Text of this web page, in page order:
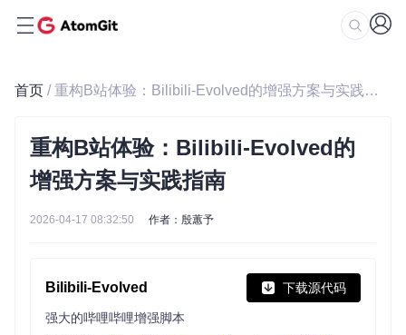
首页 / 重构B站体验：Bilibili-Evolved的增强方案与实践指南
重构B站体验：Bilibili-Evolved的
增强方案与实践指南
2026-04-17 08:32:50 作者：殷蕙予
Bilibili-Evolved 下载源代码
强大的哔哩哔哩增强脚本